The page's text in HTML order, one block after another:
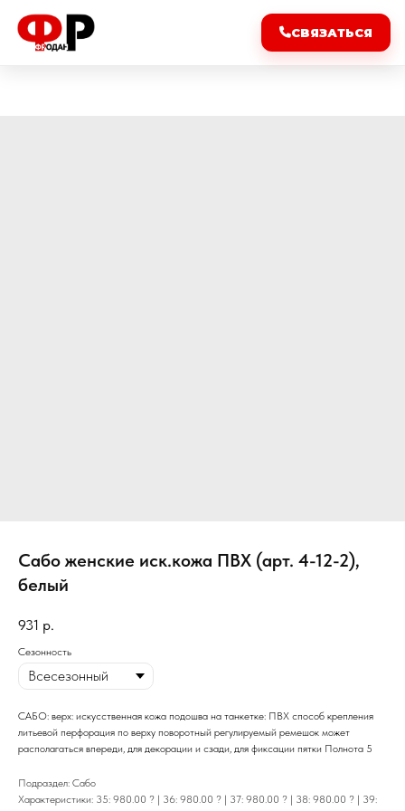
СВЯЗАТЬСЯ
Сабо женские иск.кожа ПВХ (арт. 4-12-2),
белый
931 р.
Сезонность
САБО: верх: искусственная кожа подошва на танкетке: ПВХ способ крепления
литьевой перфорация по верху поворотный регулируемый ремешок может
располагаться впереди, для декорации и сзади, для фиксации пятки Полнота 5
Подраздел: Сабо
Характеристики: 35: 980.00 ? | 36: 980.00 ? | 37: 980.00 ? | 38: 980.00 ? | 39: